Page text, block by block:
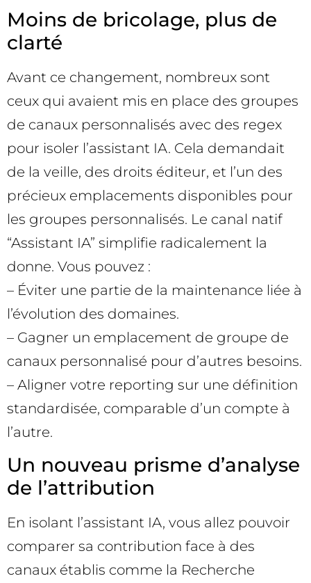
Moins de bricolage, plus de
clarté
Avant ce changement, nombreux sont
ceux qui avaient mis en place des groupes
de canaux personnalisés avec des regex
pour isoler l’assistant IA. Cela demandait
de la veille, des droits éditeur, et l’un des
précieux emplacements disponibles pour
les groupes personnalisés. Le canal natif
“Assistant IA” simplifie radicalement la
donne. Vous pouvez :
– Éviter une partie de la maintenance liée à
l’évolution des domaines.
– Gagner un emplacement de groupe de
canaux personnalisé pour d’autres besoins.
– Aligner votre reporting sur une définition
standardisée, comparable d’un compte à
l’autre.
Un nouveau prisme d’analyse
de l’attribution
En isolant l’assistant IA, vous allez pouvoir
comparer sa contribution face à des
canaux établis comme la Recherche